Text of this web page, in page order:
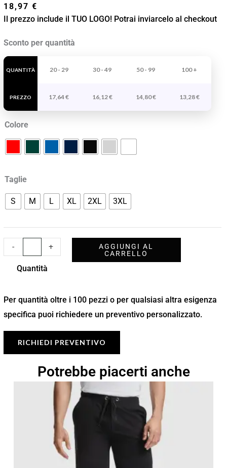
18,97 €
Il prezzo include il TUO LOGO! Potrai inviarcelo al checkout
Sconto per quantità
QUANTITÀ
PREZZO
20 - 29 30 - 49 50 - 99 100 +
17,64€ 16,12€ 14,80€ 13,28€
Colore
Taglie
S M L XL 2XL 3XL
-
Polo
Prince
Woman
+
AGGIUNGI AL
CARRELLO
Quantità
Per quantità oltre i 100 pezzi o per qualsiasi altra esigenza
specifica puoi richiedere un preventivo personalizzato.
RICHIEDI PREVENTIVO
Potrebbe piacerti anche
di
prezzo:
da
10,15 €
14,50 €